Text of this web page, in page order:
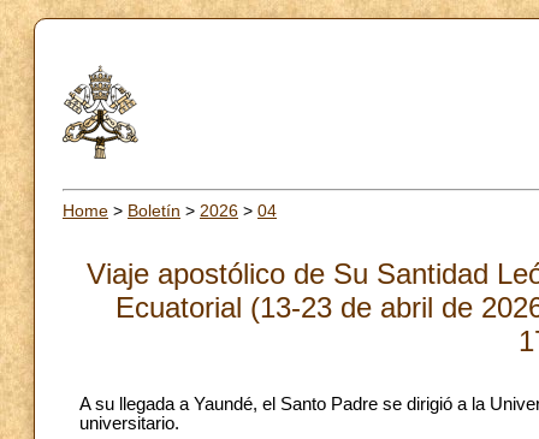
Home > Boletín > 2026 > 04
Viaje apostólico de Su Santidad
Ecuatorial (13-23 de abril de
A su llegada a Yaundé, el Santo Padre se dirigió a la
universitario.